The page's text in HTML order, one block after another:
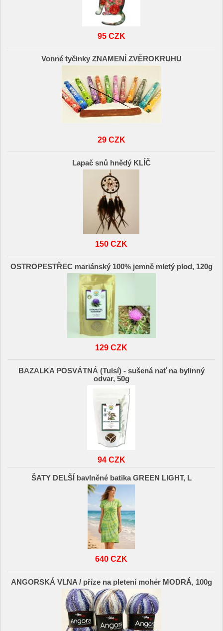
95 CZK
Vonné tyčinky ZNAMENÍ ZVĚROKRUHU
29 CZK
Lapač snů hnědý KLÍČ
150 CZK
OSTROPESTŘEC mariánský 100% jemně mletý plod, 120g
129 CZK
BAZALKA POSVÁTNÁ (Tulsí) - sušená nať na bylinný
odvar, 50g
94 CZK
ŠATY DELŠÍ bavlněné batika GREEN LIGHT, L
640 CZK
ANGORSKÁ VLNA / příze na pletení mohér MODRÁ, 100g